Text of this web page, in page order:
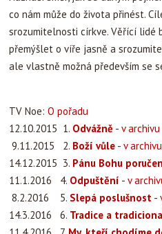
co nám může do života přinést.
srozumitelnosti církve. Věřící lidé
přemýšlet o víře jasně a
ale vlastně možná především se
TV Noe: O pořadu
12.10.2015 1. Odvážně - v archivu
9.11.2015 2. Boží vůle - v archivu
14.12.2015 3. Pánu Bohu
11.1.2016 4. Odpuštění - v
8.2.2016 5. Slepá poslušnost -
14.3.2016 6. Tradice a